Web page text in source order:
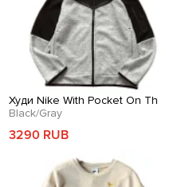
Худи Nike With Pocket On Th
Black/Gray
3290 RUB